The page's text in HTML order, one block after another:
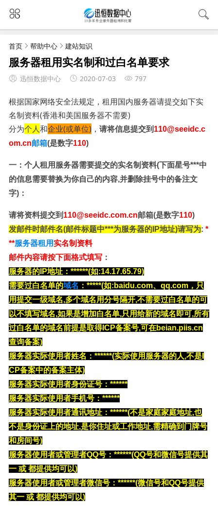
首页 帮助中心 建站知识
服务器租用实名制和过白名单要求
迅恒数据中心 2020-07-03 797
根据国家网络安全法规定，租用国内服务器请提交如下实
名制资料(香港和美国服务器不需要)
分为个人和企业(或单位)， 请将信息提交到 110@seeidc.c
om.cn邮箱(是数字110)
一： 个人租用服务器需要提交的实名制资料(下面星号***中
的信息需要替换为你自己的内容,并删除挂号中的备注文
字)：
请将资料提交到 110@seeidc.com.cn邮箱(是数字110)
发邮件时邮件名(邮件标题中***为服务器的IP地址)请写为: *
**服务器租用实名制资料
邮件内容请按下面格式填写：
服务器的IP地址：******(如:14.17.65.79)
需要过白名单的域名 ：*****(如:baidu.com、qq.com，只
用提交一级域名,多个域名用分号隔开,不需要过白名单的可
以不填写域名,如果是增加白名单,只用给新的域名即可,所有
过白名单的域名前提是取得ICP备案号,可在beian.piis.cn
查询备案)
服务器实际使用者姓名：******(实际使用服务器的人,不是I
CP备案中的备案主体)
服务器实际使用者身份证号：******
服务器实际使用者手机号：******
服务器实际使用者通讯地址：******(不是家庭家庭地址,也
不是身份证上的地址,是你住址或工作地址,需精确到门牌号
和房间号)
服务器使用者或管理者QQ号：******(QQ号和微信号提供其
一 或 都提供均可以)
服务器使用者或管理者微信号：******(微信号和QQ号提供
其一 或 都提供均可以)